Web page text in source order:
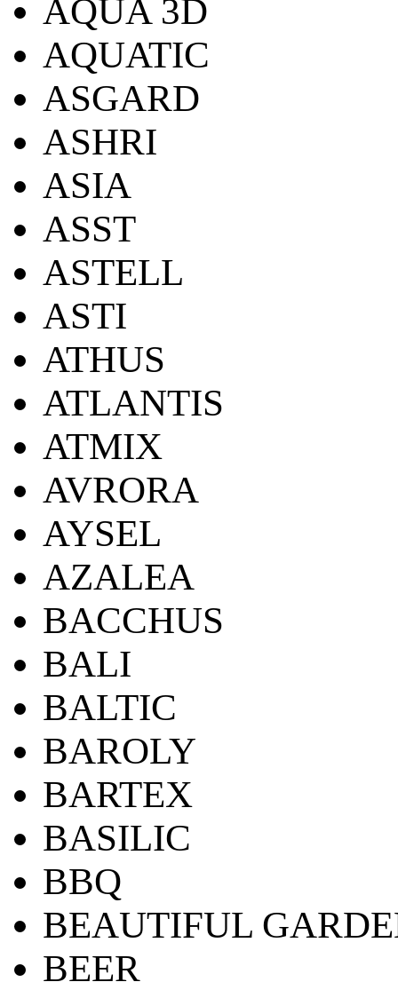
AQUA 3D
AQUATIC
ASGARD
ASHRI
ASIA
ASST
ASTELL
ASTI
ATHUS
ATLANTIS
ATMIX
AVRORA
AYSEL
AZALEA
BACCHUS
BALI
BALTIC
BAROLY
BARTEX
BASILIC
BBQ
BEAUTIFUL
BEER